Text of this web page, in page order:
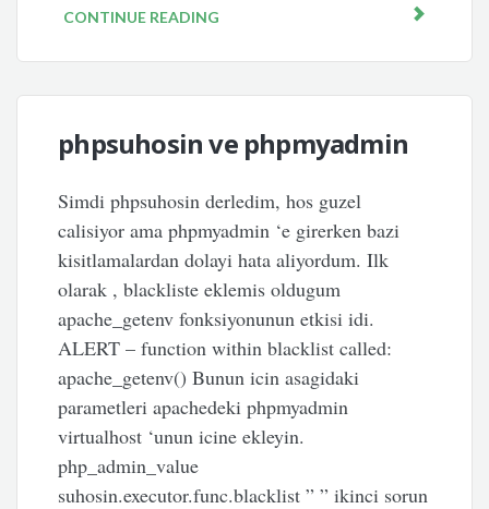
CONTINUE READING
phpsuhosin ve phpmyadmin
Simdi phpsuhosin derledim, hos guzel
calisiyor ama phpmyadmin ‘e girerken bazi
kisitlamalardan dolayi hata aliyordum. Ilk
olarak , blackliste eklemis oldugum
apache_getenv fonksiyonunun etkisi idi.
ALERT – function within blacklist called:
apache_getenv() Bunun icin asagidaki
parametleri apachedeki phpmyadmin
virtualhost ‘unun icine ekleyin.
php_admin_value
suhosin.executor.func.blacklist ” ” ikinci sorun